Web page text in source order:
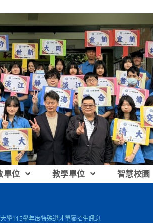
單位 教學單位 智慧校園
學115學年度特殊選才單獨招生訊息